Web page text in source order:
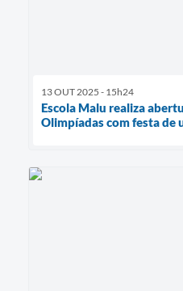
13 OUT 2025 - 15h24
Escola Malu realiza
Olimpíadas com festa de